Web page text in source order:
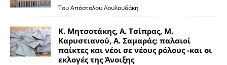
Του Απόστολου Λουλουδάκη
Κ. Μητσοτάκης, Α. Τσίπρας, Μ.
Καρυστιανού, Α. Σαμαράς: παλαιοί
παίκτες και νέοι σε νέους ρόλους -και οι
εκλογές της Άνοιξης